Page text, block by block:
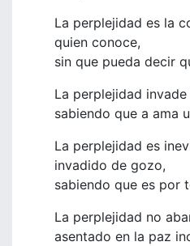
La perplejidad es la
quien conoce,
sin que pueda decir
La perplejidad invade
sabiendo que a ama
La perplejidad es
invadido de gozo,
sabiendo que es por
La perplejidad no
asentado en la paz